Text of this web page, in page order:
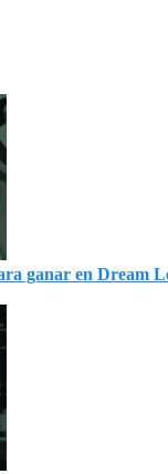
ganar en Dream